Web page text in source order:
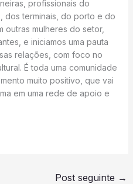
profissionais do
dos terminais, do porto e do
outras mulheres do setor,
e iniciamos uma pauta
relações, com foco no
É toda uma comunidade
muito positivo, que vai
em uma rede de apoio e
Post seguinte →